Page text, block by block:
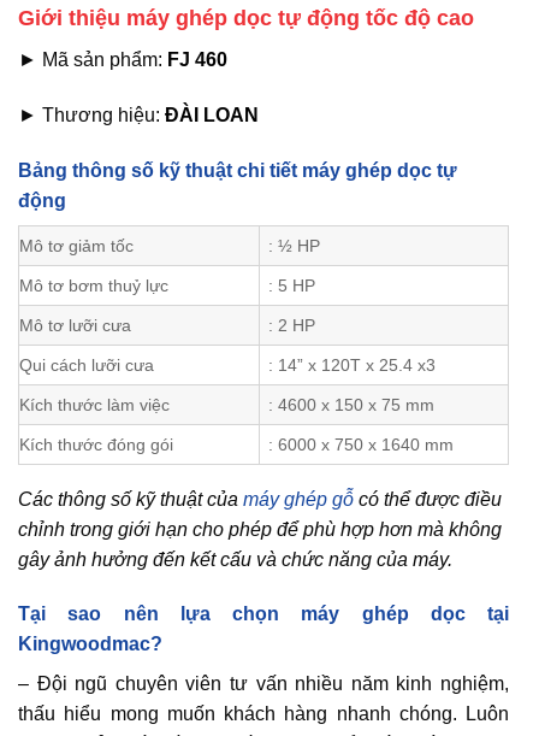
Giới thiệu máy ghép dọc tự động tốc độ cao
► Mã sản phẩm: FJ 460
► Thương hiệu: ĐÀI LOAN
Bảng thông số kỹ thuật chi tiết máy ghép dọc tự
động
Mô tơ giảm tốc : ½ HP
Mô tơ bơm thuỷ lực : 5 HP
Mô tơ lưỡi cưa : 2 HP
Qui cách lưỡi cưa : 14” x 120T x 25.4 x3
Kích thước làm việc : 4600 x 150 x 75 mm
Kích thước đóng gói : 6000 x 750 x 1640 mm
Các thông số kỹ thuật của máy ghép gỗ có thể được điều
chỉnh trong giới hạn cho phép để phù hợp hơn mà không
gây ảnh hưởng đến kết cấu và chức năng của máy.
Tại sao nên lựa chọn máy ghép dọc tại
Kingwoodmac?
– Đội ngũ chuyên viên tư vấn nhiều năm kinh nghiệm,
thấu hiểu mong muốn khách hàng nhanh chóng. Luôn